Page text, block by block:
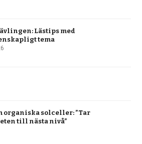
Lästips med
tema
organiska solceller: ”Tar
till nästa nivå”